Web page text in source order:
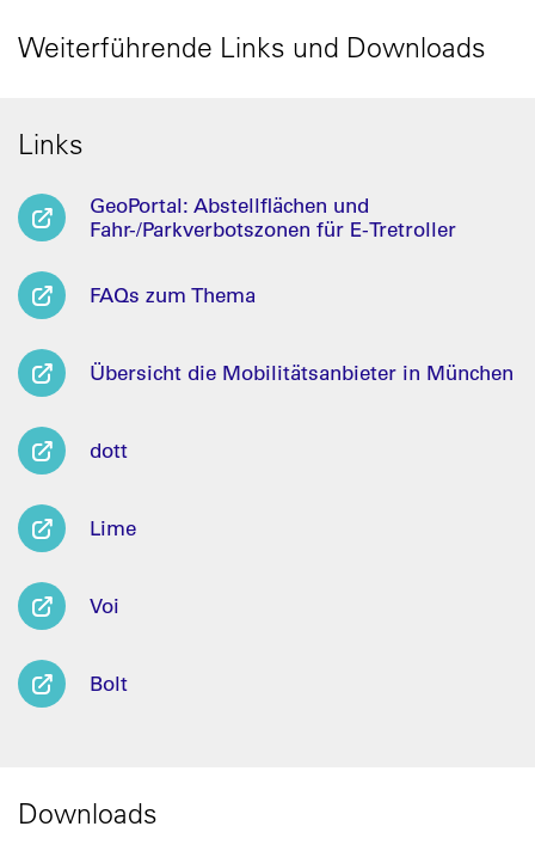
Weiterführende Links und Downloads
Links
GeoPortal: Abstellflächen und
Fahr-/Parkverbotszonen für E-Tretroller
FAQs zum Thema
Übersicht die Mobilitätsanbieter in München
dott
Lime
Voi
Bolt
Downloads